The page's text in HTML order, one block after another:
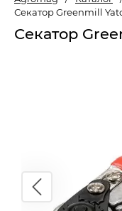
Секатор Greenmill
Секатор